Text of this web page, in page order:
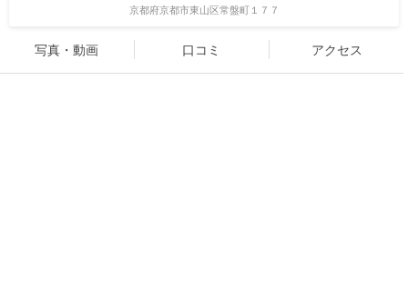
京都府京都市東山区常盤町１７７
写真・動画 口コミ アクセス